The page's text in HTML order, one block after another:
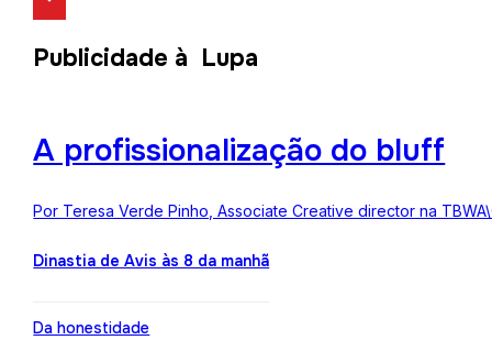
Publicidade à Lupa
A profissionalização do bluff
Por Teresa Verde Pinho, Associate Creative director na
Dinastia de Avis às 8 da manhã
Da honestidade